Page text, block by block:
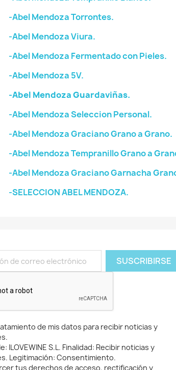
-Abel Mendoza Torrontes.
-Abel Mendoza Viura.
-Abel Mendoza Fermentado con Pieles.
-Abel Mendoza 5V.
-Abel Mendoza Guardaviñas.
-Abel Mendoza Seleccion Personal.
-Abel Mendoza Graciano Grano a Grano.
-Abel Mendoza Tempranillo Grano a
-Abel Mendoza Graciano Garnacha
-SELECCION ABEL MENDOZA.
de mis datos para recibir noticias y
ILOVEWINE S.L. Finalidad: Recibir noticias y
Legitimación: Consentimiento.
tus derechos de acceso, rectificación y